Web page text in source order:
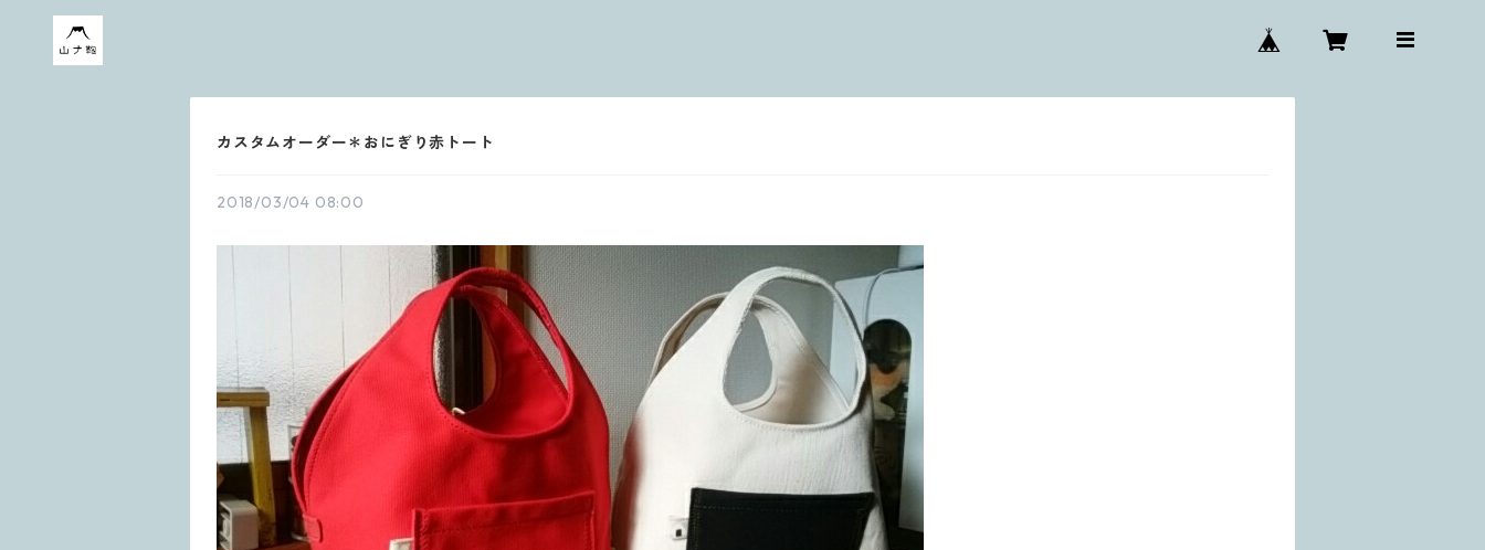
カスタムオーダー＊おにぎり赤トート
2018/03/04 08:00